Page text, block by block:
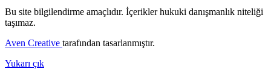
Bu site bilgilendirme amaçlıdır. İçerikler hukuki danışmanlık niteliği
taşımaz.
Aven Creative tarafından tasarlanmıştır.
Yukarı çık